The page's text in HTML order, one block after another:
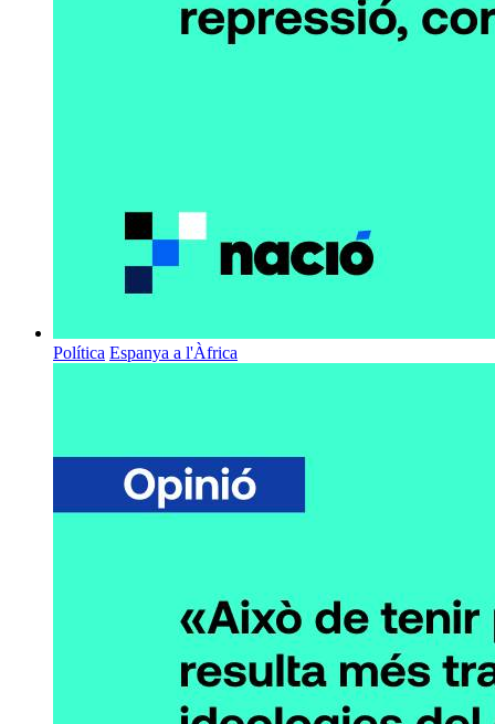
Política Espanya a l'Àfrica